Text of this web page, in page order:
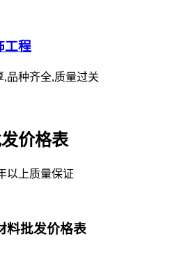
工程
品种齐全,质量过关
价格表
以上质量保证
料批发价格表